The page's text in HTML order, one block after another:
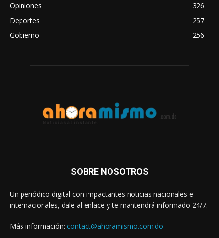
Opiniones
326
Deportes
257
Gobierno
256
SOBRE NOSOTROS
Un periódico digital con impactantes noticias nacionales e
internacionales, dale al enlace y te mantendrá informado 24/7.
Más información: contact@ahoramismo.com.do